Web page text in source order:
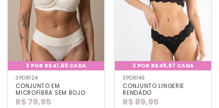
3 POR R$41,65 CADA
3POR124
CONJUNTO EM
MICROFIBRA SEM BOJO
R$ 79,95
3 POR R$49,97 CADA
3POR149
CONJUNTO LINGERIE
RENDADO
R$ 89,95